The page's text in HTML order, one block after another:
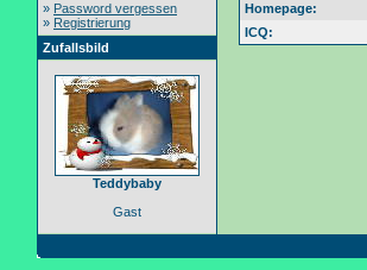
» Password vergessen
» Registrierung
Zufallsbild
Teddybaby
Gast
Homepage:
ICQ: